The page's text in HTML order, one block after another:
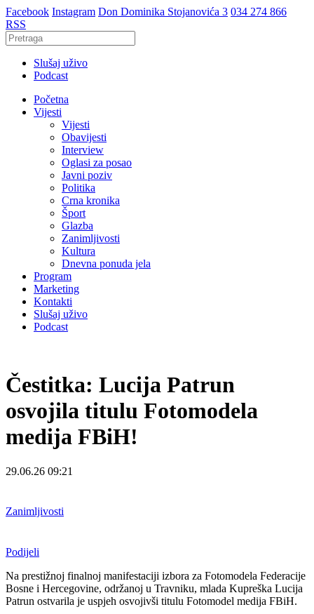
Facebook Instagram Don Dominika Stojanovića 3 034 274 866
RSS
Slušaj uživo
Podcast
Početna
Vijesti
Vijesti
Obavijesti
Interview
Oglasi za posao
Javni poziv
Politika
Crna kronika
Šport
Glazba
Zanimljivosti
Kultura
Dnevna ponuda jela
Program
Marketing
Kontakti
Slušaj uživo
Podcast
Čestitka: Lucija Patrun
osvojila titulu Fotomodela
medija FBiH!
29.06.26 09:21
Zanimljivosti
Podijeli
Na prestižnoj finalnoj manifestaciji izbora za Fotomodela Federacije
Bosne i Hercegovine, održanoj u Travniku, mlada Kupreška Lucija
Patrun ostvarila je uspjeh osvojivši titulu Fotomodel medija FBiH.